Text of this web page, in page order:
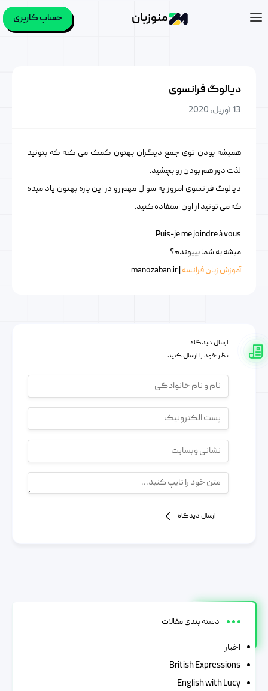
منوزبان حساب کاربری
دیالوگ فرانسوی
13 آوریل, 2020
همیشه بودن توی جمع دیگران بهتون کمک می کنه که بتونید
لذت دور هم بودن رو بچشید.
دیالوگ فرانسوی امروز یه سوال مهم رو در این باره بهتون یاد میده
که می تونید از اون استفاده کنید.
Puis-je me joindre à vous
میشه به شما بپیوندم؟
آموزش زبان فرانسه
ارسال دیدگاه
نظر خود را ارسال کنید
ارسال دیدگاه
دسته بندی مقالات
اخبار
British Expressions
English with Lucy